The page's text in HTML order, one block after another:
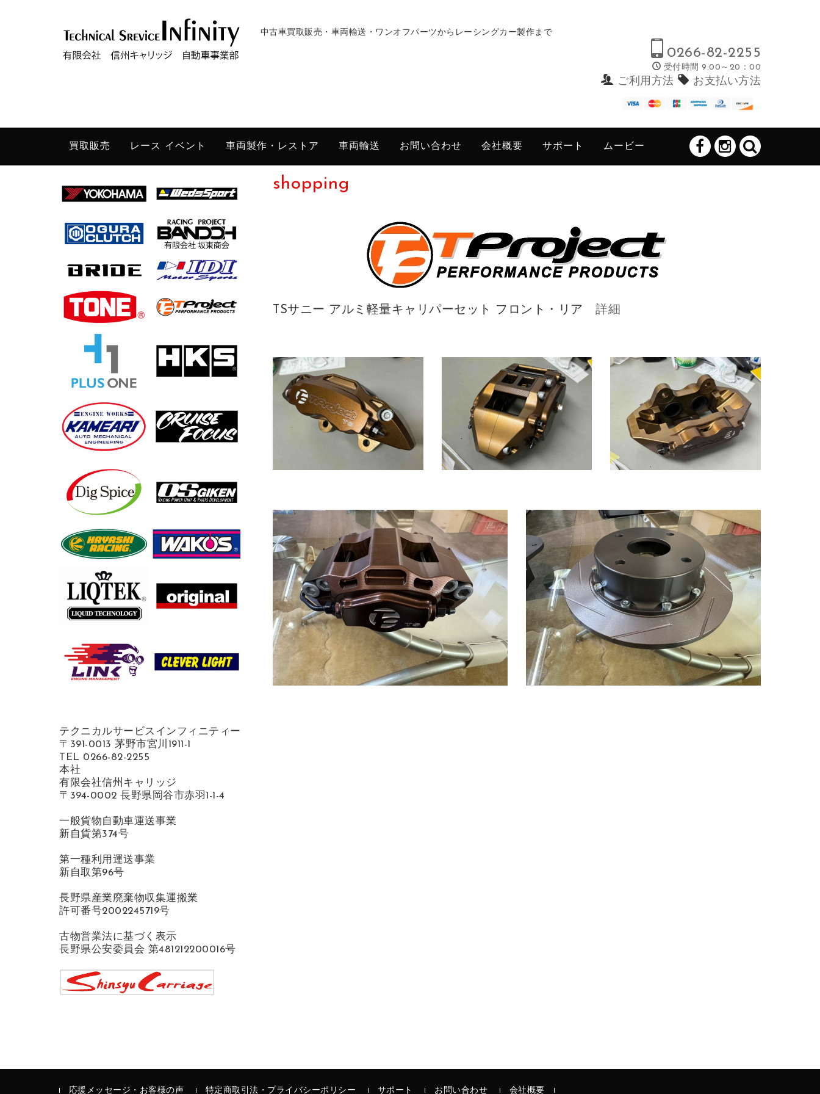
中古車買取販売・車両輸送・ワンオフパーツからレーシングカー製作まで
0266-82-2255
受付時間 9:00～20：00
ご利用方法 お支払い方法
買取販売 レース イベント 車両製作・レストア 車両輸送 お問い合わせ 会社概要 サポート ムービー
shopping
TSサニー アルミ軽量キャリパーセット フロント・リア 詳細
テクニカルサービスインフィニティー
〒391-0013 茅野市宮川1911-1
TEL 0266-82-2255
本社
有限会社信州キャリッジ
〒394-0002 長野県岡谷市赤羽1-1-4
一般貨物自動車運送事業
新自貨第374号
第一種利用運送事業
新自取第96号
長野県産業廃棄物収集運搬業
許可番号2002245719号
古物営業法に基づく表示
長野県公安委員会 第481212200016号
応援メッセージ・お客様の声 特定商取引法・プライバシーポリシー サポート お問い合わせ 会社概要